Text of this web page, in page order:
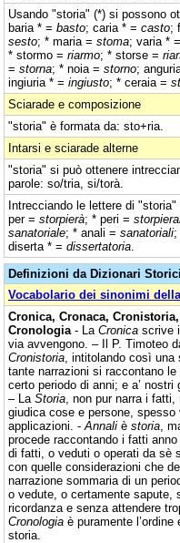
Usando "storia" (*) si possono
baria * = basto; caria * = casto;
sesto; * maria = stoma; varia * =
* stormo = riarmo; * storse =
= storna; * noia = storno;
ingiuria * = ingiusto; * ceraia =
Sciarade e composizione
"storia" è formata da: sto+ria.
Intarsi e sciarade alterne
"storia" si può ottenere
parole: so/tria, si/torà.
Intrecciando le lettere di
per = storpierà; * peri =
sanatoriale; * anali = sanatoriali;
diserta * = dissertatoria
Definizioni da Dizionari Storici
Vocabolario dei sinonimi
Cronica, Cronaca,
Cronologia - La Cronica scrive
via avvengono. – Il P. Timoteo
Cronistoria , intitolando così
tante narrazioni si raccontano
certo periodo di anni; e a’
– La Storia , non pur narra i
giudica cose e persone,
applicazioni. - Annali è storia ,
procede raccontando i fatti
di fatti, o veduti o operati da sè
con quelle considerazioni che
narrazione sommaria di un
o vedute, o certamente sapute,
ricordanza e senza attendere
Cronologia è puramente
storia.